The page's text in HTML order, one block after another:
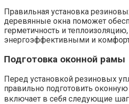
Правильная установка
деревянные окна поможет
герметичность и
энергоэффективными и
Подготовка оконной рамы
Перед установкой резиновых
правильно подготовить
включает в себя следующие